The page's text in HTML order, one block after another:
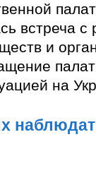
встреча с
и
на